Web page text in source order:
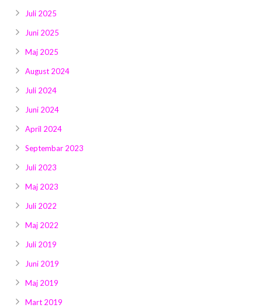
Juli 2025
Juni 2025
Maj 2025
August 2024
Juli 2024
Juni 2024
April 2024
Septembar 2023
Juli 2023
Maj 2023
Juli 2022
Maj 2022
Juli 2019
Juni 2019
Maj 2019
Mart 2019